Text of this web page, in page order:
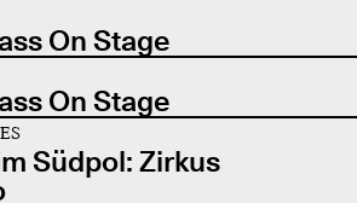
On Stage
On Stage
Südpol: Zirkus